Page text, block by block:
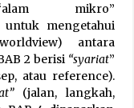
mikro”
untuk mengetahui
antara
2 berisi“syariat”
atau reference).
(jalan, langkah,